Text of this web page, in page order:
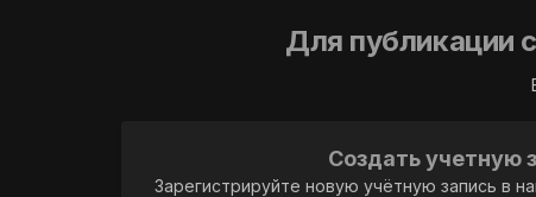
Для публикации
Создать учетную
Зарегистрируйте новую учётную запись в